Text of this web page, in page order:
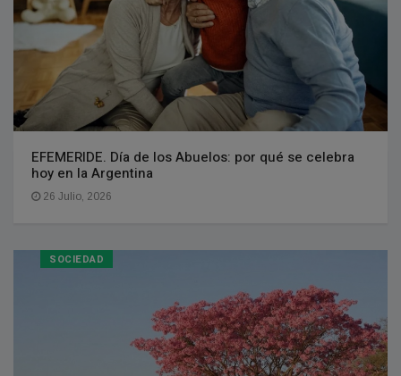
EFEMERIDE. Día de los Abuelos: por qué se celebra
hoy en la Argentina
26 Julio, 2026
SOCIEDAD